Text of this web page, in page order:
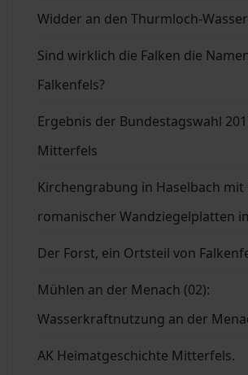
Widder an den Thurmloch-
Sind wirklich die Falken die
Falkenfels?
Ergebnis der Bundestagswahl
Mitterfels
Kirchengrabung in Haselbach mit
romanischer Wandziegelplatten
Der Forst, ein Ortsteil von
Mühlen an der Menach (02):
Wasserkraftnutzung an der
AK Heimatgeschichte Mitterfels.